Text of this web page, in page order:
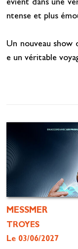
evient dans une
ntense et plus
Un nouveau show
e un véritable
MESSMER
TROYES
Le 03/06/2027